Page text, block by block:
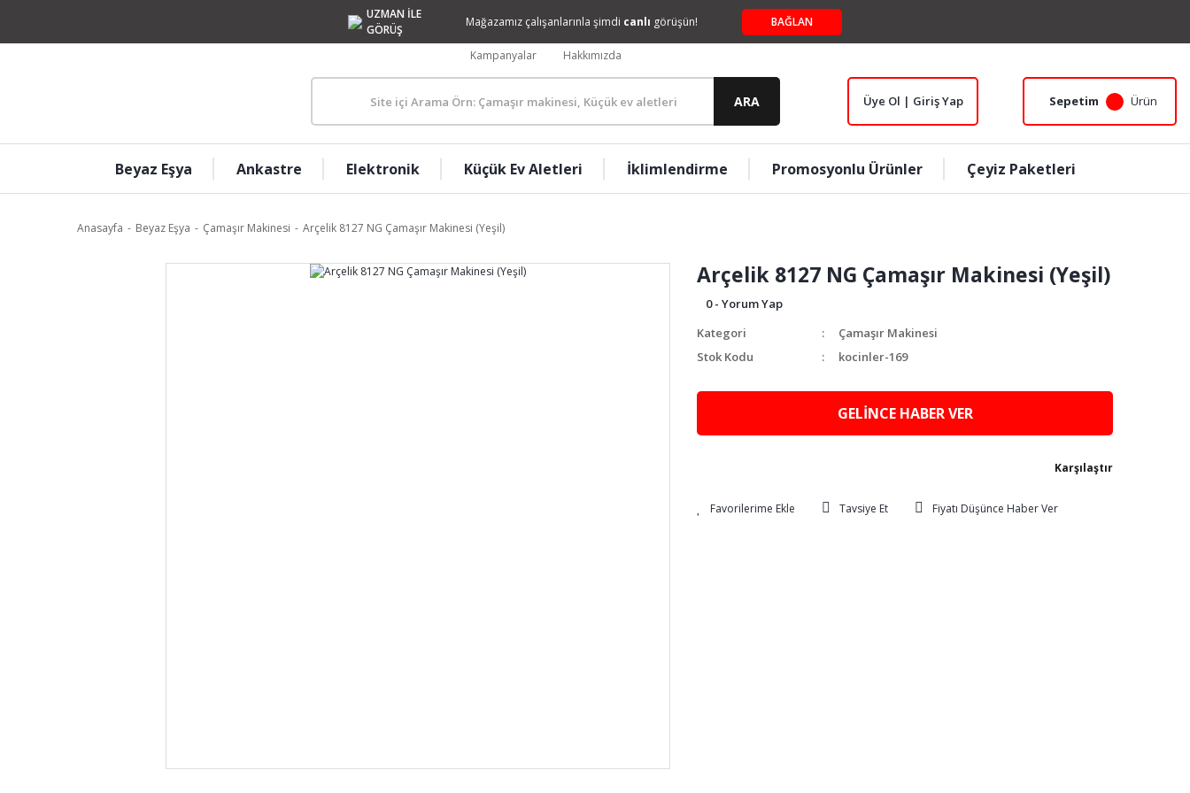
UZMAN İLE
GÖRÜŞ
Mağazamız çalışanlarınla şimdi canlı görüşün! BAĞLAN
Kampanyalar Hakkımızda
ARA Üye Ol | Giriş Yap Sepetim Ürün
Beyaz Eşya Ankastre Elektronik Küçük Ev Aletleri İklimlendirme Promosyonlu Ürünler Çeyiz Paketleri
Anasayfa Beyaz Eşya Çamaşır Makinesi Arçelik 8127 NG Çamaşır Makinesi (Yeşil)
Arçelik 8127 NG Çamaşır Makinesi (Yeşil)
0 - Yorum Yap
Kategori
Çamaşır Makinesi
Stok Kodu
kocinler-169
GELİNCE HABER VER
Karşılaştır
Tavsiye Et Fiyatı Düşünce Haber Ver